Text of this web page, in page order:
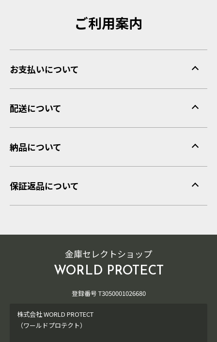
ご利用案内
お支払いについて
配送について
納品について
保証返品について
金庫セレクトショップ
WORLD PROTECT
登録番号 T3050001026680
株式会社 WORLD PROTECT
（ワールドプロテクト）